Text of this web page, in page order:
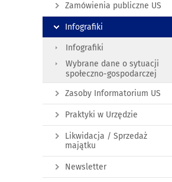
Zamówienia publiczne US
Infografiki
Infografiki
Wybrane dane o sytuacji
społeczno-gospodarczej
Zasoby Informatorium US
Praktyki w Urzędzie
Likwidacja / Sprzedaż
majątku
Newsletter